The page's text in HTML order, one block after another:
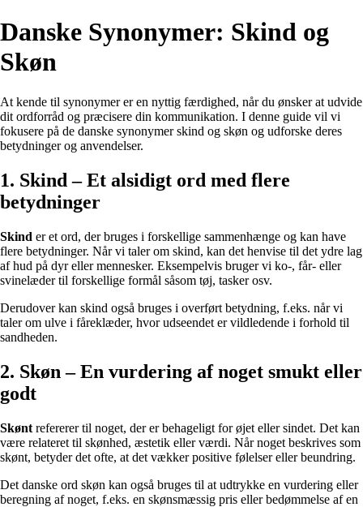
Danske Synonymer: Skind og
Skøn
At kende til synonymer er en nyttig færdighed, når du ønsker at udvide
dit ordforråd og præcisere din kommunikation. I denne guide vil vi
fokusere på de danske synonymer skind og skøn og udforske deres
betydninger og anvendelser.
1. Skind – Et alsidigt ord med flere
betydninger
Skind er et ord, der bruges i forskellige sammenhænge og kan have
flere betydninger. Når vi taler om skind, kan det henvise til det ydre lag
af hud på dyr eller mennesker. Eksempelvis bruger vi ko-, får- eller
svinelæder til forskellige formål såsom tøj, tasker osv.
Derudover kan skind også bruges i overført betydning, f.eks. når vi
taler om ulve i fåreklæder, hvor udseendet er vildledende i forhold til
sandheden.
2. Skøn – En vurdering af noget smukt eller
godt
Skønt refererer til noget, der er behageligt for øjet eller sindet. Det kan
være relateret til skønhed, æstetik eller værdi. Når noget beskrives som
skønt, betyder det ofte, at det vækker positive følelser eller beundring.
Det danske ord skøn kan også bruges til at udtrykke en vurdering eller
beregning af noget, f.eks. en skønsmæssig pris eller bedømmelse af en